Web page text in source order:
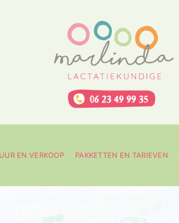
EN VERKOOP PAKKETTEN EN TARIEVEN